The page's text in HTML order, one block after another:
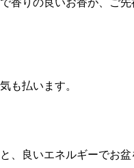
りの良いお香が、ご
も払います。
良いエネルギーでお盆